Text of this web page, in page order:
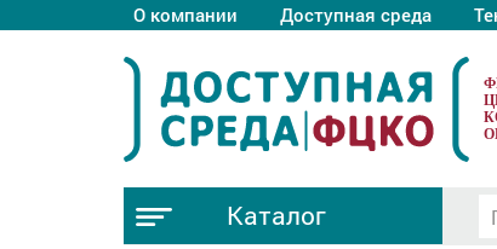
О компании Доступная среда
Каталог